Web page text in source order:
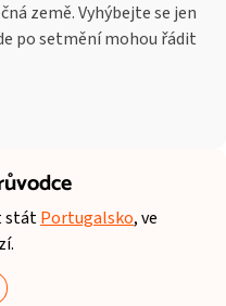
země. Vyhýbejte se jen
po setmění mohou řádit
státPortugalsko, ve